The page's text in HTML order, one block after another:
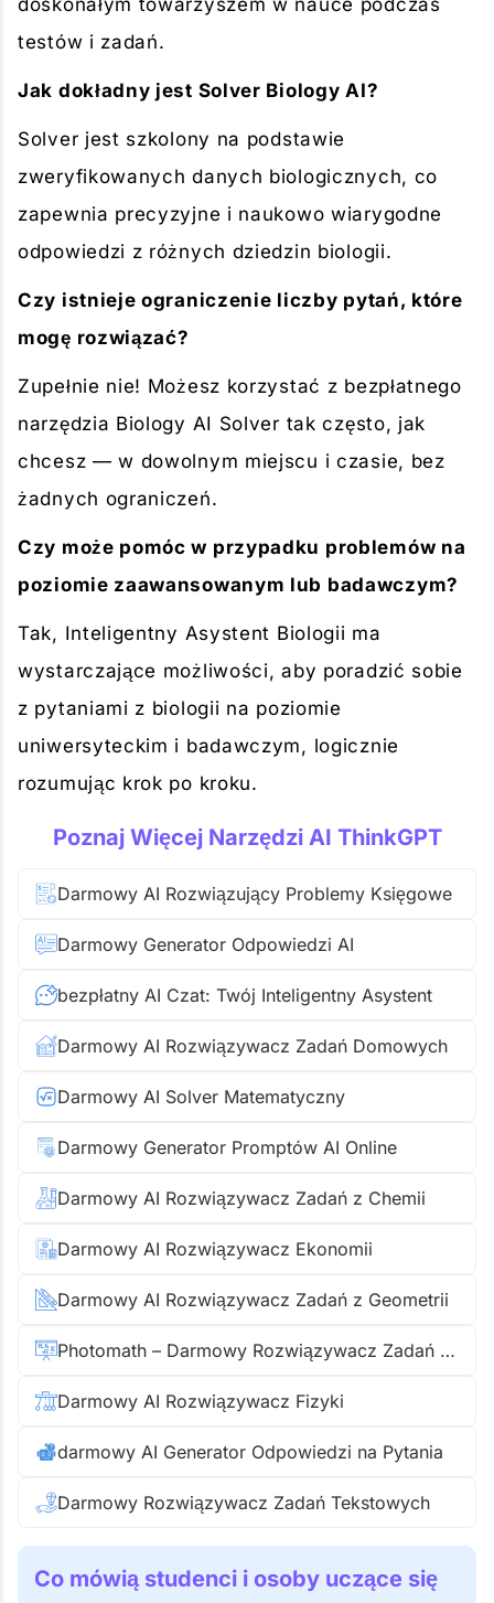
doskonałym towarzyszem w nauce podczas
testów i zadań.
Jak dokładny jest Solver Biology AI?
Solver jest szkolony na podstawie
zweryfikowanych danych biologicznych, co
zapewnia precyzyjne i naukowo wiarygodne
odpowiedzi z różnych dziedzin biologii.
Czy istnieje ograniczenie liczby pytań, które
mogę rozwiązać?
Zupełnie nie! Możesz korzystać z bezpłatnego
narzędzia Biology AI Solver tak często, jak
chcesz — w dowolnym miejscu i czasie, bez
żadnych ograniczeń.
Czy może pomóc w przypadku problemów na
poziomie zaawansowanym lub badawczym?
Tak, Inteligentny Asystent Biologii ma
wystarczające możliwości, aby poradzić sobie
z pytaniami z biologii na poziomie
uniwersyteckim i badawczym, logicznie
rozumując krok po kroku.
Poznaj Więcej Narzędzi AI ThinkGPT
Darmowy AI Rozwiązujący Problemy Księgowe
Darmowy Generator Odpowiedzi AI
bezpłatny AI Czat: Twój Inteligentny Asystent
Darmowy AI Rozwiązywacz Zadań Domowych
Darmowy AI Solver Matematyczny
Darmowy Generator Promptów AI Online
Darmowy AI Rozwiązywacz Zadań z Chemii
Darmowy AI Rozwiązywacz Ekonomii
Darmowy AI Rozwiązywacz Zadań z Geometrii
Photomath – Darmowy Rozwiązywacz Zadań Matematycznych Online
Darmowy AI Rozwiązywacz Fizyki
darmowy AI Generator Odpowiedzi na Pytania
Darmowy Rozwiązywacz Zadań Tekstowych
Co mówią studenci i osoby uczące się